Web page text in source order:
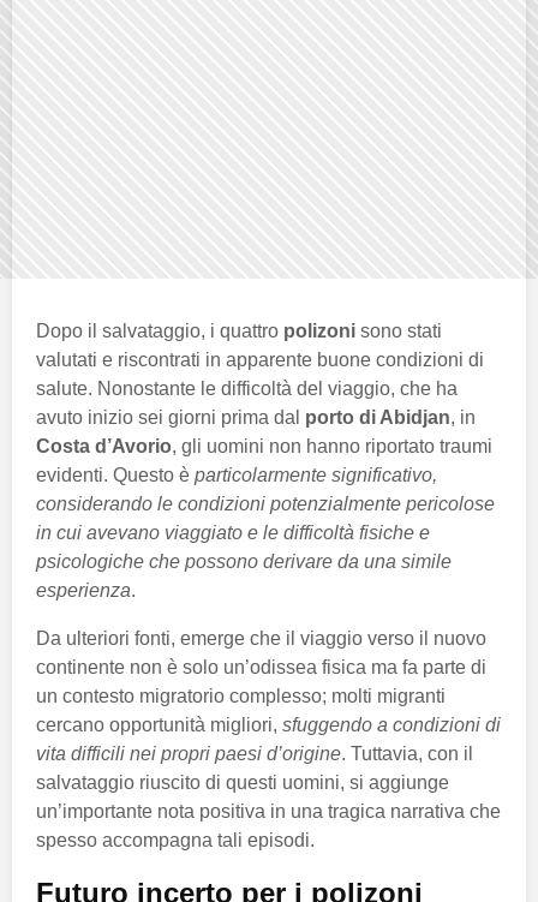
Dopo il salvataggio, i quattro polizoni sono stati
valutati e riscontrati in apparente buone condizioni di
salute. Nonostante le difficoltà del viaggio, che ha
avuto inizio sei giorni prima dal porto di Abidjan, in
Costa d’Avorio, gli uomini non hanno riportato traumi
evidenti. Questo è particolarmente significativo,
considerando le condizioni potenzialmente pericolose
in cui avevano viaggiato e le difficoltà fisiche e
psicologiche che possono derivare da una simile
esperienza.
Da ulteriori fonti, emerge che il viaggio verso il nuovo
continente non è solo un’odissea fisica ma fa parte di
un contesto migratorio complesso; molti migranti
cercano opportunità migliori, sfuggendo a condizioni di
vita difficili nei propri paesi d’origine. Tuttavia, con il
salvataggio riuscito di questi uomini, si aggiunge
un’importante nota positiva in una tragica narrativa che
spesso accompagna tali episodi.
Futuro incerto per i polizoni